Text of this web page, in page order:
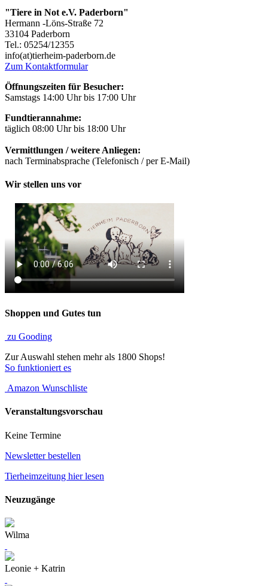
"Tiere in Not e.V. Paderborn"
Hermann -Löns-Straße 72
33104 Paderborn
Tel.: 05254/12355
info(at)tierheim-paderborn.de
Zum Kontaktformular
Öffnungszeiten für Besucher:
Samstags 14:00 Uhr bis 17:00 Uhr
Fundtierannahme:
täglich 08:00 Uhr bis 18:00 Uhr
Vermittlungen / weitere Anliegen:
nach Terminabsprache (Telefonisch / per E-Mail)
Wir stellen uns vor
Shoppen und Gutes tun
zu Gooding
Zur Auswahl stehen mehr als 1800 Shops!
So funktioniert es
Amazon Wunschliste
Veranstaltungsvorschau
Keine Termine
Newsletter bestellen
Tierheimzeitung hier lesen
Neuzugänge
Wilma
Leonie + Katrin